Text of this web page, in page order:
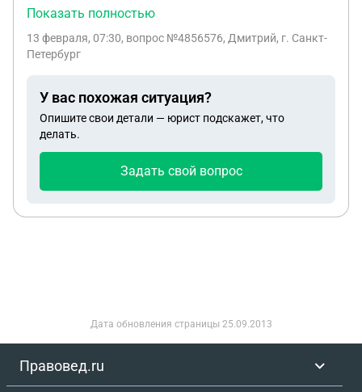
Подпись была сделана шесть лет назад, гелиевой
при таких фактах?
Показать полностью
13 февраля, 07:30, вопрос №4856576, Дмитрий, г. Санкт-
Петербург
У вас похожая ситуация?
Опишите свои детали — юрист подскажет, что
делать.
Задать свой вопрос
Дата обновления страницы 25.09.2013
Правовед.ru